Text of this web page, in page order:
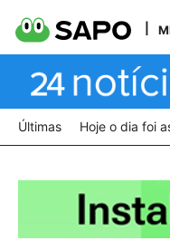
Últimas Hoje o dia foi